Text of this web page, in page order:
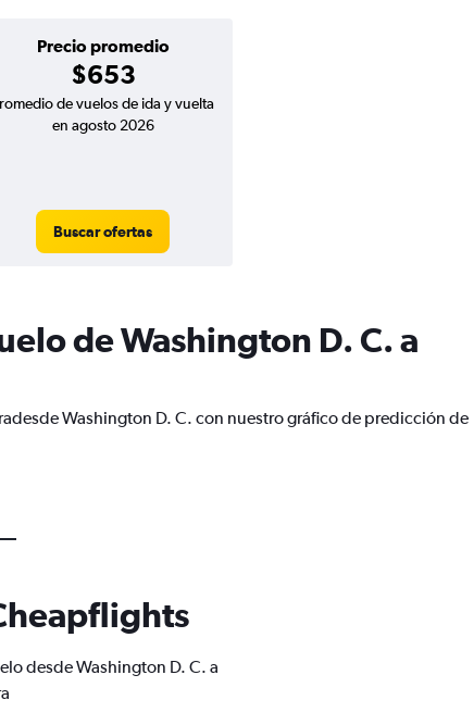
Precio promedio
$653
de vuelos de ida y vuelta
en agosto 2026
Buscar ofertas
de Washington D. C. a
Washington D. C. con nuestro gráfico de predicción de
desde Washington D. C. a